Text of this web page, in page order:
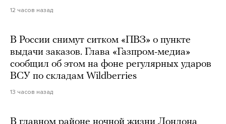
12 часов назад
В России снимут ситком «ПВЗ» о пункте
выдачи заказов. Глава «Газпром-медиа»
сообщил об этом на фоне регулярных ударов
ВСУ по складам Wildberries
13 часов назад
В главном районе ночной жизни Лондона